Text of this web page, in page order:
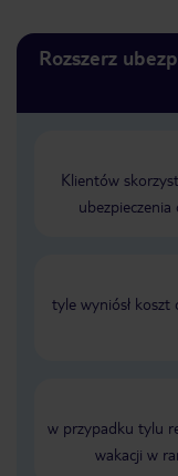
Rozszerz
Klientów
tyle wyniósł koszt
w przypadku tylu
wakacji w